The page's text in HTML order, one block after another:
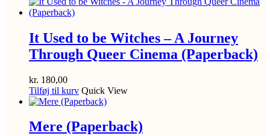
It Used to be Witches – A Journey
Through Queer Cinema (Paperback)
kr. 180,00
Tilføj til kurv Quick View
Mere (Paperback)